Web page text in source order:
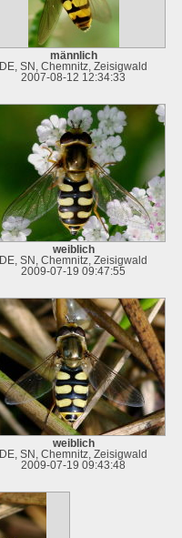
männlich
DE, SN, Chemnitz, Zeisigwald
2007-08-12 12:34:33
weiblich
DE, SN, Chemnitz, Zeisigwald
2009-07-19 09:47:55
weiblich
DE, SN, Chemnitz, Zeisigwald
2009-07-19 09:43:48